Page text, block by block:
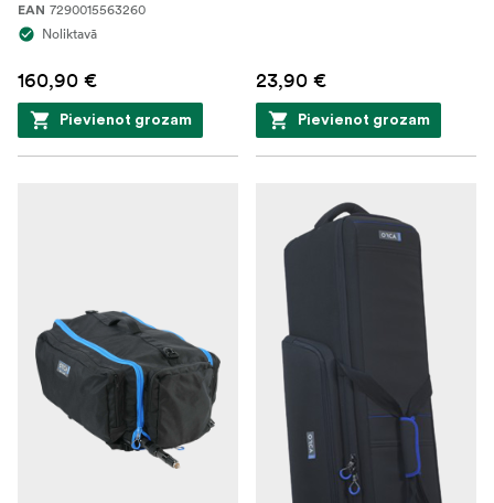
EAN 7290015563260
Noliktavā
160,90 €
Pievienot grozam
23,90 €
Pievienot grozam